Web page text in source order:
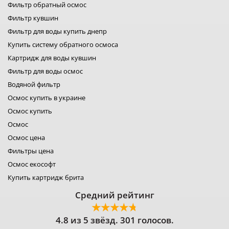
лидер фильтр
лидер комфорт
фильтры для воды organic
фильтр для воды platinum wasser
фильтры raifil
ustm картридж
гейзер фильтр для воды
фильтр новая вода
фильтр роса
фильтры свод
фильтр для воды
фильтры аквафильтр
аквафор кувшины
Фильтр обратный осмос
Фильтр кувшин
Фильтр для воды купить днепр
Купить систему обратного осмоса
Картридж для воды кувшин
Фильтр для воды осмос
Водяной фильтр
Осмос купить в украине
Осмос купить
Осмос
Осмос цена
Фильтры цена
Осмос екософт
Купить картридж брита
Средний рейтинг
4.8 из 5 звёзд. 301 голосов.